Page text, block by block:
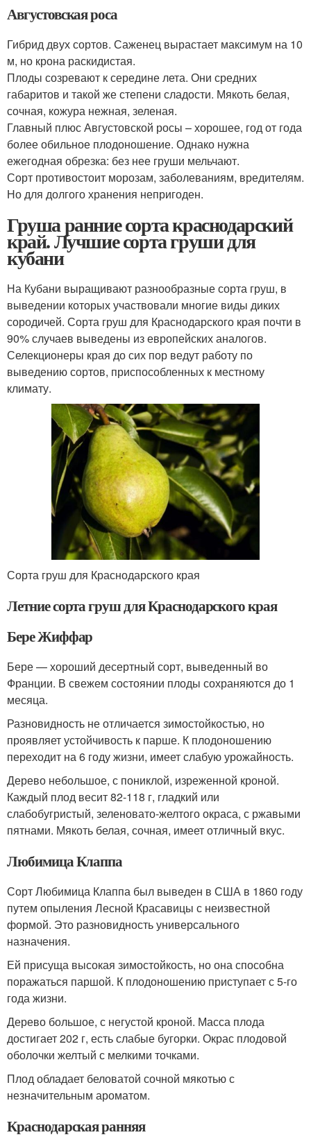
Августовская роса
Гибрид двух сортов. Саженец вырастает максимум на 10
м, но крона раскидистая.
Плоды созревают к середине лета. Они средних
габаритов и такой же степени сладости. Мякоть белая,
сочная, кожура нежная, зеленая.
Главный плюс Августовской росы – хорошее, год от года
более обильное плодоношение. Однако нужна
ежегодная обрезка: без нее груши мельчают.
Сорт противостоит морозам, заболеваниям, вредителям.
Но для долгого хранения непригоден.
Груша ранние сорта краснодарский
край. Лучшие сорта груши для
кубани
На Кубани выращивают разнообразные сорта груш, в
выведении которых участвовали многие виды диких
сородичей. Сорта груш для Краснодарского края почти в
90% случаев выведены из европейских аналогов.
Селекционеры края до сих пор ведут работу по
выведению сортов, приспособленных к местному
климату.
Сорта груш для Краснодарского края
Летние сорта груш для Краснодарского края
Бере Жиффар
Бере — хороший десертный сорт, выведенный во
Франции. В свежем состоянии плоды сохраняются до 1
месяца.
Разновидность не отличается зимостойкостью, но
проявляет устойчивость к парше. К плодоношению
переходит на 6 году жизни, имеет слабую урожайность.
Дерево небольшое, с пониклой, изреженной кроной.
Каждый плод весит 82-118 г, гладкий или
слабобугристый, зеленовато-желтого окраса, с ржавыми
пятнами. Мякоть белая, сочная, имеет отличный вкус.
Любимица Клаппа
Сорт Любимица Клаппа был выведен в США в 1860 году
путем опыления Лесной Красавицы с неизвестной
формой. Это разновидность универсального
назначения.
Ей присуща высокая зимостойкость, но она способна
поражаться паршой. К плодоношению приступает с 5-го
года жизни.
Дерево большое, с негустой кроной. Масса плода
достигает 202 г, есть слабые бугорки. Окрас плодовой
оболочки желтый с мелкими точками.
Плод обладает беловатой сочной мякотью с
незначительным ароматом.
Краснодарская ранняя